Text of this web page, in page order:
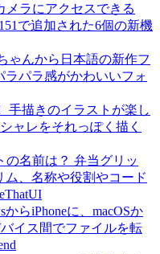
メラにアクセスできる
で追加された6個の新機
ゃんから日本語の新作フ
ラパラ感がかわいいフォ
手描きのイラストが楽し
ャレをそれっぽく描く
の名前は？ 弁当グリッ
ム、名称や役割やコード
らiPhoneに、macOSか
イス間でファイルを転